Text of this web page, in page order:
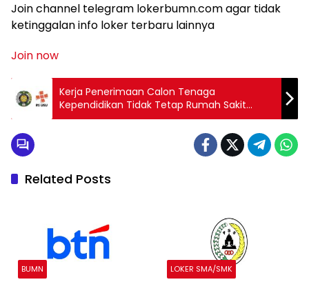
Join channel telegram lokerbumn.com agar tidak
ketinggalan info loker terbaru lainnya
Join now
Kerja Penerimaan Calon Tenaga
Kependidikan Tidak Tetap Rumah Sakit
Universitas Sumatera Utara 2025
Related Posts
BUMN LOKER SMA/SMK